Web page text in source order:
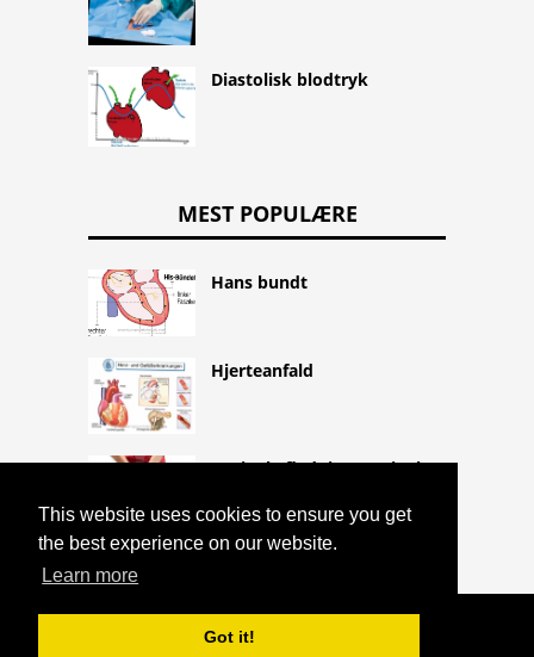
This website uses cookies to ensure you get
the best experience on our website.
Learn more
Got it!
Diastolisk blodtryk
MEST POPULÆRE
Hans bundt
Hjerteanfald
Vaginal afladning, vaginal
betændelse
COPYRIGHT 2026 HTTPS://CQLIFE.NET